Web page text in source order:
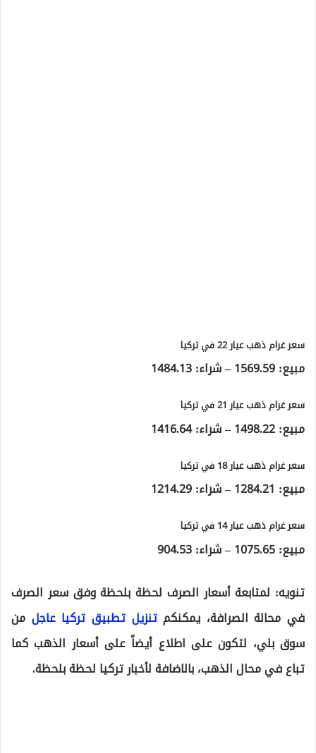
سعر غرام ذهب عيار 22 في تركيا
مبيع:1569.59– شراء:1484.13
سعر غرام ذهب عيار 21 في تركيا
مبيع:1498.22– شراء:1416.64
سعر غرام ذهب عيار 18 في تركيا
مبيع: 1284.21– شراء:1214.29
سعر غرام ذهب عيار 14 في تركيا
مبيع:1075.65– شراء:904.53
تنويه: لمتابعة أسعار الصرف لحظة بلحظة وفق سعر الصرف
في محالة الصرافة، يمكنكمتنزيل تطبيق تركيا عاجل من
سوق بلي، لتكون على اطلاع أيضاً على أسعار الذهب كما
تباع في محال الذهب، بالاضافة لأخبار تركيا لحظة بلحظة.